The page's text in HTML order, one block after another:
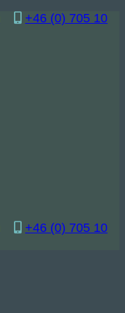
+46 (0) 705 10
+46 (0) 705 10